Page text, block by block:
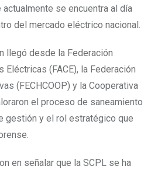
actualmente se encuentra al día
del mercado eléctrico nacional.
llegó desde la Federación
Eléctricas (FACE), la Federación
(FECHCOOP) y la Cooperativa
el proceso de saneamiento
gestión y el rol estratégico que
en señalar que la SCPL se ha